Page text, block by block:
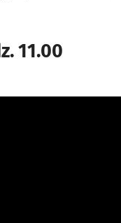
11.00